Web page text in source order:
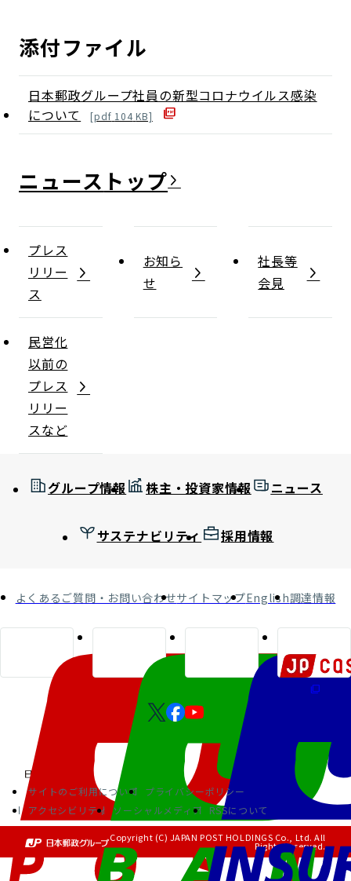
添付ファイル
日本郵政グループ社員の新型コロナウイルス感染
について
[pdf 104 KB]
ニュース
プレス
リリー
ス
お知ら
せ
社長等
会見
民営化
以前の
プレス
リリー
スなど
グループ情報 株主・投資家情報 ニュース
サステナビリティ 採用情報
よくあるご質問・お問い合わせサイトマップEnglish調達情報
サイトのご利用について
プライバシーポリシー
アクセシビリティ
ソーシャルメディア RSSについて
Copyright (C) JAPAN POST HOLDINGS Co., Ltd. All
Rights Reserved.